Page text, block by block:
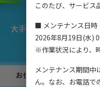
大手メーカーの期間工・
求人サイ
お仕事紹介
このたび、サービス
■ メンテナンス日時
2026年8月19日(水)
※作業状況により、
メンテナンス期間中
ん。なお、お電話で